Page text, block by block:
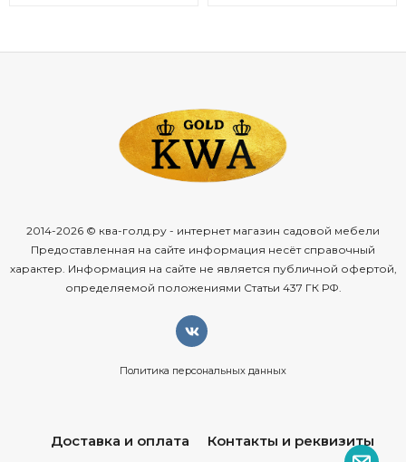
2014-2026 © ква-голд.ру - интернет магазин садовой мебели
Предоставленная на сайте информация несёт справочный
характер. Информация на сайте не является публичной офертой,
определяемой положениями Статьи 437 ГК РФ.
Политика персональных данных
Доставка и оплата Контакты и реквизиты